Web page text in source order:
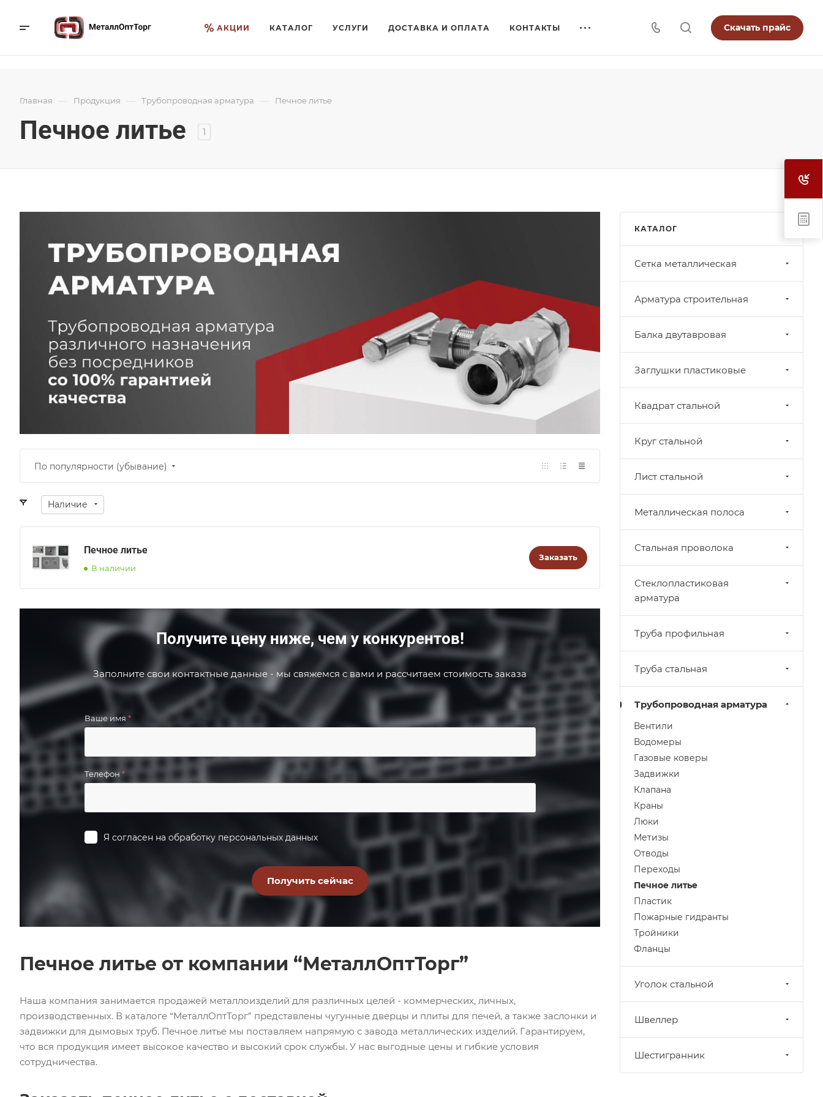
АКЦИИ КАТАЛОГ УСЛУГИ ДОСТАВКА И ОПЛАТА КОНТАКТЫ Скачать прайс
Главная — Продукция — Трубопроводная арматура — Печное литье
Печное литье 1
По популярности (убывание)
Наличие
Печное литье
В наличии
Заказать
Получите цену ниже, чем у конкурентов!
Заполните свои контактные данные - мы свяжемся с вами и рассчитаем стоимость заказа
Ваше имя *
Телефон *
Я согласен на обработку персональных данных
Печное литье от компании “МеталлОптТорг”
Наша компания занимается продажей металлоизделий для различных целей - коммерческих, личных,
производственных. В каталоге “МеталлОптТорг” представлены чугунные дверцы и плиты для печей, а также заслонки и
задвижки для дымовых труб. Печное литье мы поставляем напрямую с завода металлических изделий. Гарантируем,
что вся продукция имеет высокое качество и высокий срок службы. У нас выгодные цены и гибкие условия
сотрудничества.
КАТАЛОГ
Cетка металлическая
Арматура строительная
Балка двутавровая
Заглушки пластиковые
Квадрат стальной
Круг стальной
Лист стальной
Металлическая полоса
Стальная проволока
Стеклопластиковая
арматура
Труба профильная
Труба стальная
Трубопроводная арматура
Вентили
Водомеры
Газовые коверы
Задвижки
Клапана
Краны
Люки
Метизы
Отводы
Переходы
Печное литье
Пластик
Пожарные гидранты
Тройники
Фланцы
Уголок стальной
Швеллер
Шестигранник